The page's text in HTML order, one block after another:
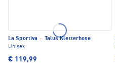
La Sportiva ·
Talus Kletterhose
Unisex
€ 119,99